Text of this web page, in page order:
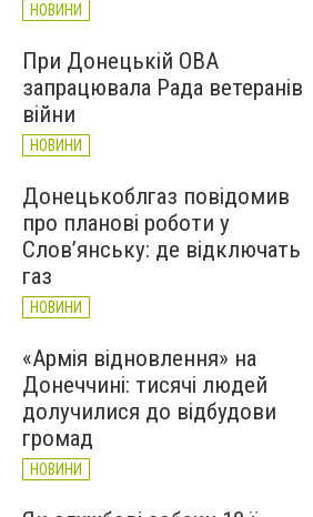
НОВИНИ
При Донецькій ОВА
запрацювала Рада ветеранів
війни
НОВИНИ
Донецькоблгаз повідомив
про планові роботи у
Слов’янську: де відключать
газ
НОВИНИ
«Армія відновлення» на
Донеччині: тисячі людей
долучилися до відбудови
громад
НОВИНИ